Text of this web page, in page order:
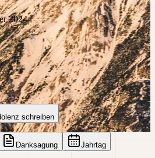
2024
schreiben
Danksagung Jahrtag